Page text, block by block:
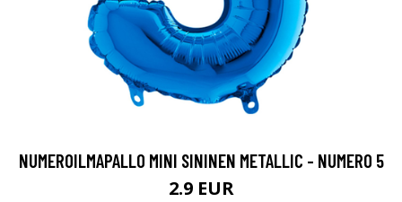
NUMEROILMAPALLO MINI SININEN METALLIC - NUMERO 5
2.9 EUR